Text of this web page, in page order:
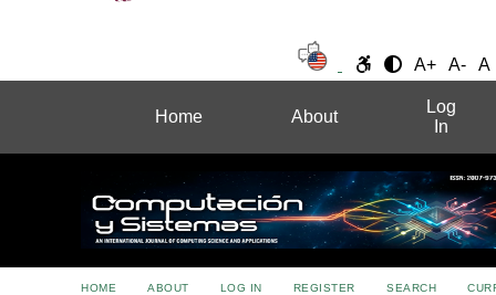
A+ A- A
Home About
Log
In
HOME ABOUT LOG IN REGISTER SEARCH